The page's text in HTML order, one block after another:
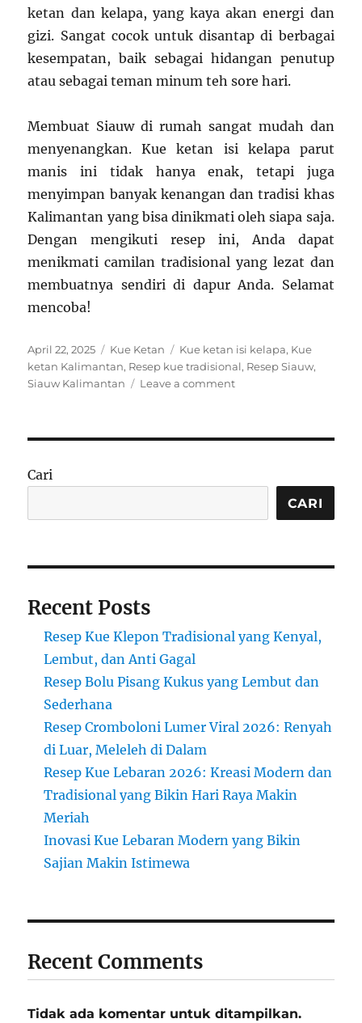
ketan dan kelapa, yang kaya akan energi dan
gizi. Sangat cocok untuk disantap di berbagai
kesempatan, baik sebagai hidangan penutup
atau sebagai teman minum teh sore hari.
Membuat Siauw di rumah sangat mudah dan
menyenangkan. Kue ketan isi kelapa parut
manis ini tidak hanya enak, tetapi juga
menyimpan banyak kenangan dan tradisi khas
Kalimantan yang bisa dinikmati oleh siapa saja.
Dengan mengikuti resep ini, Anda dapat
menikmati camilan tradisional yang lezat dan
membuatnya sendiri di dapur Anda. Selamat
mencoba!
Posted
on
April 22, 2025 Categories
Kue Ketan Tags
Kue ketan isi kelapa, Kue
ketan Kalimantan, Resep kue tradisional, Resep Siauw,
Siauw Kalimantan
Leave a commenton
Kelapa
Manis
Cari
CARI
Recent Posts
Resep Kue Klepon Tradisional yang Kenyal,
Lembut, dan Anti Gagal
Resep Bolu Pisang Kukus yang Lembut dan
Sederhana
Resep Cromboloni Lumer Viral 2026: Renyah
di Luar, Meleleh di Dalam
Resep Kue Lebaran 2026: Kreasi Modern dan
Tradisional yang Bikin Hari Raya Makin
Meriah
Inovasi Kue Lebaran Modern yang Bikin
Sajian Makin Istimewa
Recent Comments
Tidak ada komentar untuk ditampilkan.